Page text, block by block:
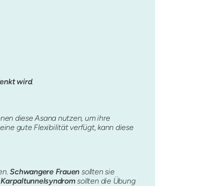
wird.
diese Asana nutzen, um ihre
gute Flexibilität verfügt, kann diese
Schwangere Frauen sollten sie
sollten die Übung